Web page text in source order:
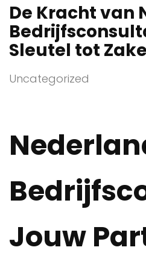
De Kracht van
Sleutel tot
Uncategorized
Jouw